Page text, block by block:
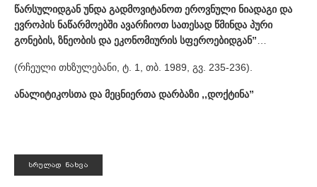
წარსულიდგან უნდა გადმოვიტანოთ ეროვნული ნიადაგი და
ევროპის ნაწარმოებში ავარჩიოთ სათესად წმინდა პური
გონების, ზნეობის და ეკონომიურის სფეროებიდგან”
(რჩეული თხზულებანი, ტ. 1, თბ. 1989, გვ. 235-236).
ანალიტიკოსთა და მეცნიერთა დარბაზი ,,დოქტინა”
ᲡᲠᲣᲚᲐᲓ ᲜᲐᲮᲕᲐ